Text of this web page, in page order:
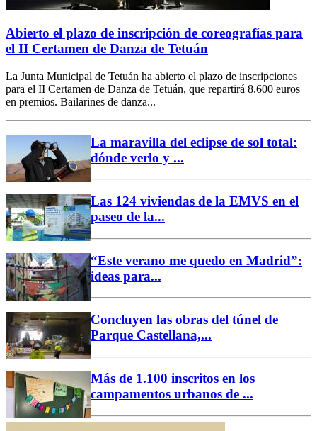
Abierto el plazo de inscripción de coreografías para
el II Certamen de Danza de Tetuán
La Junta Municipal de Tetuán ha abierto el plazo de inscripciones
para el II Certamen de Danza de Tetuán, que repartirá 8.600 euros
en premios. Bailarines de danza...
La maravilla del eclipse de sol total:
dónde verlo y ...
Las 124 viviendas de la EMVS en el
paseo de la...
“Este verano me quedo en Madrid”:
ideas para...
Concluyen las obras del túnel de
Parque Castellana,...
Más de 1.100 inscritos en los
campamentos urbanos de ...